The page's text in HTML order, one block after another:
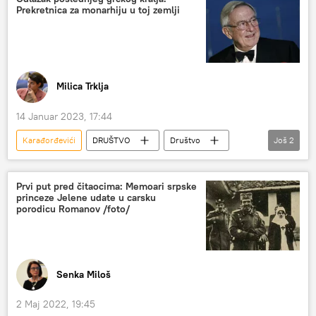
Prekretnica za monarhiju u toj zemlji
Milica Trklja
14 Januar 2023, 17:44
Karađorđevići DRUŠTVO
Društvo
Grčka
kraljevska porodica
Još 2
Prvi put pred čitaocima: Memoari srpske
princeze Jelene udate u carsku
porodicu Romanov /foto/
Senka Miloš
2 Maj 2022, 19:45